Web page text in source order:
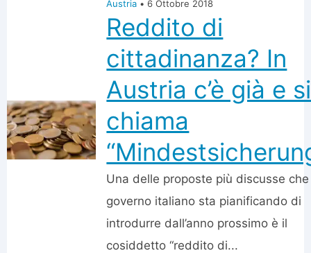
Austria • 6 Ottobre 2018
Reddito di
cittadinanza? In
Austria c’è già e si
chiama
Una delle proposte più discusse
governo italiano sta pianificando di
introdurre dall’anno prossimo è il
cosiddetto “reddito di...